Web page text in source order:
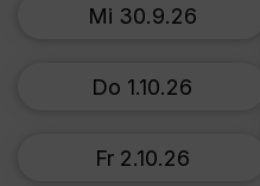
Mi 30.9.26
Do 1.10.26
Fr 2.10.26